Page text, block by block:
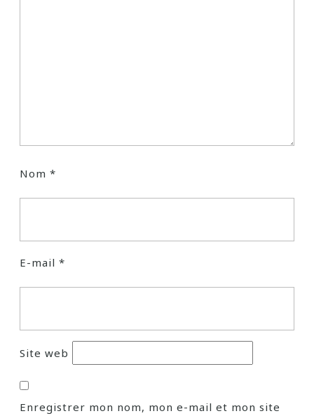
Nom *
E-mail *
Site web
Enregistrer mon nom, mon e-mail et mon site